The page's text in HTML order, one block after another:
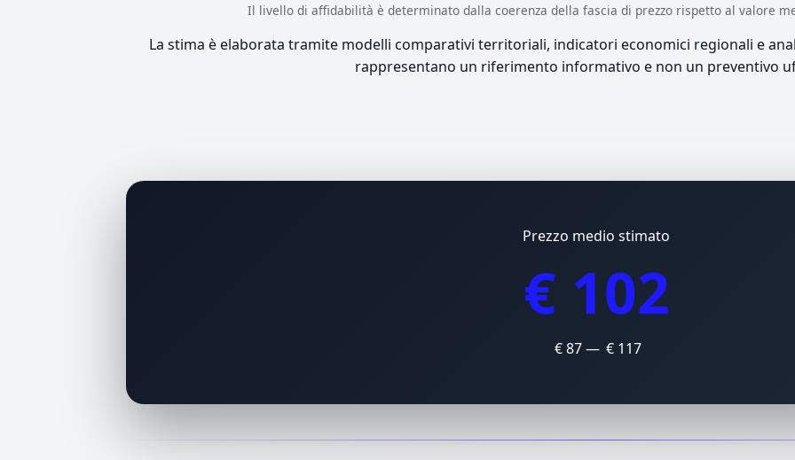
Il livello di affidabilità è determinato dalla coerenza della fascia di prezzo rispetto al valore
La stima è elaborata tramite modelli comparativi territoriali, indicatori economici regionali e
rappresentano un riferimento informativo e non un preventivo
Prezzo medio stimato
€ 102
€ 87 — € 117